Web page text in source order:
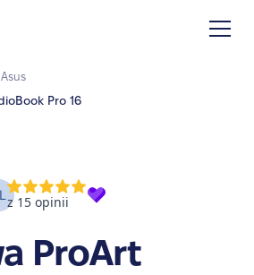
Asus
Pro 16
ProArt